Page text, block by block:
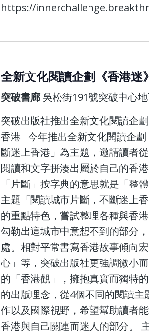
https://
全新文化閱讀企劃《香港迷》
突破書廊吳松街191號突破中心
突破出版社推出全新文化閱讀企
香港 今年推出全新文化閱讀企
斷迷上香港」為主題，邀請讀者
閱讀和文字拼湊出屬於自己的香
「片斷」按字典的意思就是「整
主題「閱讀城市片斷，不斷迷上
的重點特色，嘗試整理各種與香
勾勒出這城市中意想不到的部分
處。相對平常書寫香港故事傾向
心」等，突破出版社更強調微小
的「香港觀」，擁抱真實而獨特
的出版理念，從4個不同的閱讀
作以及國際視野，希望幫助讀者
香港與自己關連而迷人的部分。